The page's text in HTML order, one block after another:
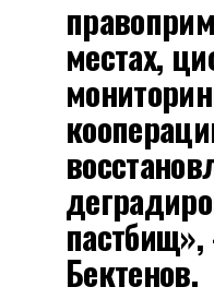
местах,
Бектенов.